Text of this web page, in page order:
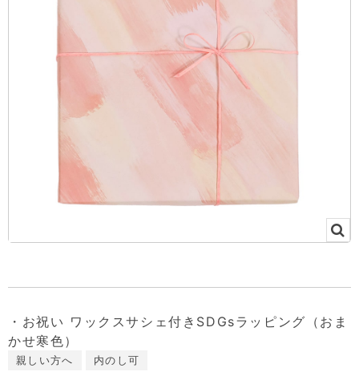
・お祝い ワックスサシェ付きSDGsラッピング（おま
かせ寒色）
親しい方へ 内のし可